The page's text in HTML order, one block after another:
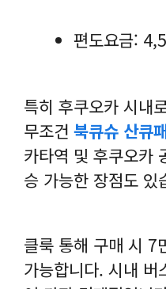
편도요금:
특히 후쿠오카 시내
무조건 북큐슈 산큐
카타역 및 후쿠오카
승 가능한 장점도 있
클룩 통해 구매 시 7
가능합니다. 시내 버